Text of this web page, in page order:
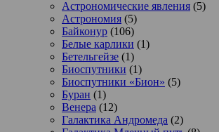
Астрономические явления (5)
Астрономия (5)
Байконур (106)
Белые карлики (1)
Бетельгейзе (1)
Биоспутники (1)
Биоспутники «Бион» (5)
Буран (1)
Венера (12)
Галактика Андромеда (2)